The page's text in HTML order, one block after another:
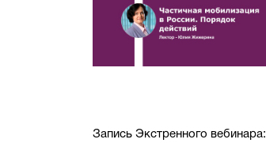
Запись Экстренного вебинара: